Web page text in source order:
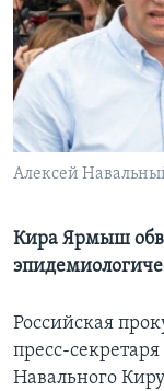
Learning English
СОЦИАЛЬНЫЕ СЕТИ
Алексей
Кира Ярмыш
Российская
пресс-
Навального